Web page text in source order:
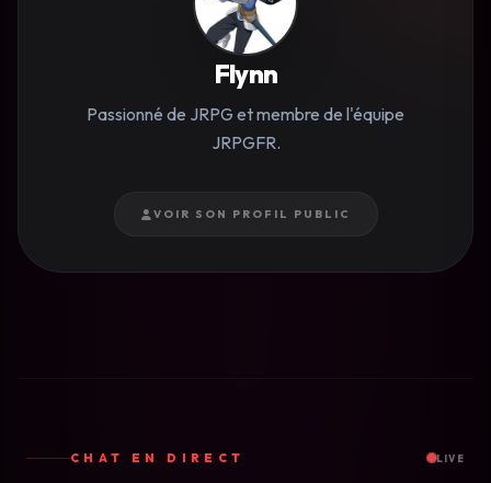
Flynn
Passionné de JRPG et membre de l'équipe
JRPGFR.
VOIR SON PROFIL PUBLIC
CHAT EN DIRECT LIVE